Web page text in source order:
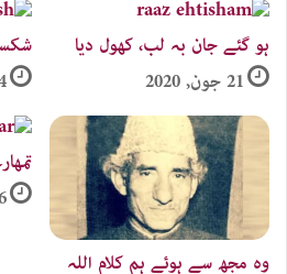
ہو گئے جان بہ لب، کھول دیا
21 جون, 2020
14
وہ مجھ سے ہوئے ہم کلام اللہ
26